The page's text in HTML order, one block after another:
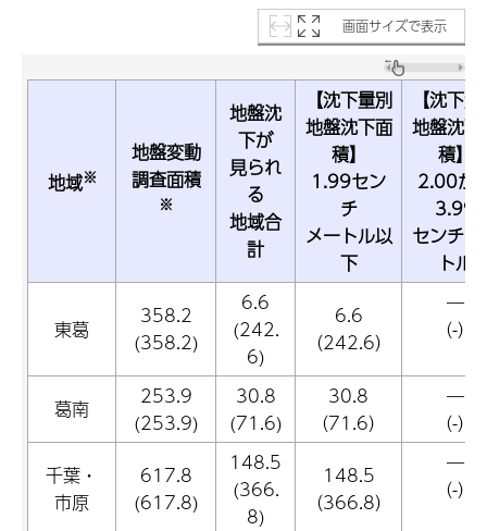
画面サイズで表示
地域※
地盤変動
調査面積
※
地盤沈
下が
見られ
る
地域合
計
【沈下量別
地盤沈下面
積】
1.99セン
チ
メートル以
下
【沈下
地盤沈下
積】
2.00か
3.99
センチメ
トル
東葛
358.2
(358.2)
6.6
(242.
6)
6.6
（242.6）
―
（-）
葛南
253.9
(253.9)
30.8
(71.6)
30.8
（71.6）
―
（-）
千葉・
市原
617.8
(617.8)
148.5
(366.
8)
148.5
（366.8）
―
（-）